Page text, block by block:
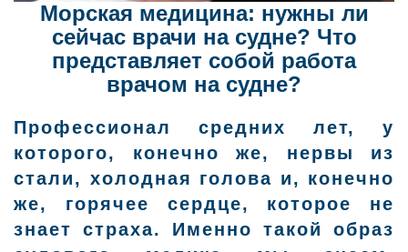
Морская медицина: нужны ли
сейчас врачи на судне? Что
представляет собой работа
врачом на судне?
Профессионал средних лет, у
которого, конечно же, нервы из
стали, холодная голова и, конечно
же, горячее сердце, которое не
знает страха. Именно такой образ